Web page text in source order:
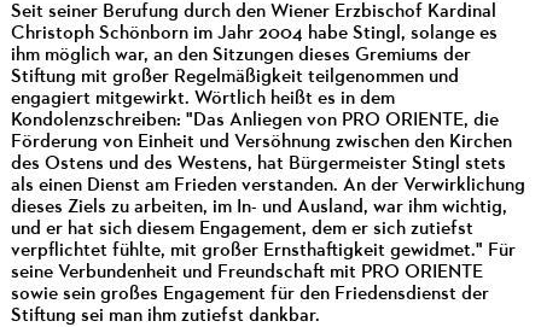
Seit seiner Berufung durch den Wiener Erzbischof Kardinal
Christoph Schönborn im Jahr 2004 habe Stingl, solange es
ihm möglich war, an den Sitzungen dieses Gremiums der
Stiftung mit großer Regelmäßigkeit teilgenommen und
engagiert mitgewirkt. Wörtlich heißt es in dem
Kondolenzschreiben: "Das Anliegen von PRO ORIENTE, die
Förderung von Einheit und Versöhnung zwischen den Kirchen
des Ostens und des Westens, hat Bürgermeister Stingl stets
als einen Dienst am Frieden verstanden. An der Verwirklichung
dieses Ziels zu arbeiten, im In- und Ausland, war ihm wichtig,
und er hat sich diesem Engagement, dem er sich zutiefst
verpflichtet fühlte, mit großer Ernsthaftigkeit gewidmet." Für
seine Verbundenheit und Freundschaft mit PRO ORIENTE
sowie sein großes Engagement für den Friedensdienst der
Stiftung sei man ihm zutiefst dankbar.